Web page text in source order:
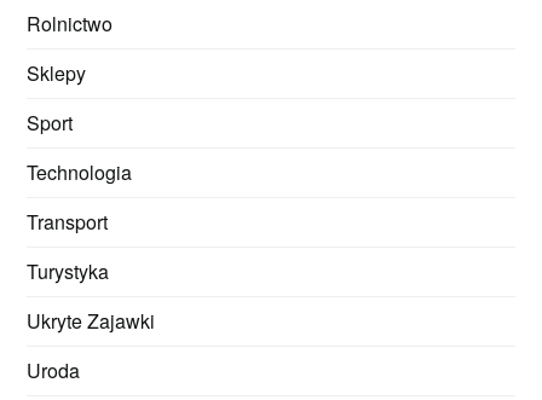
Rolnictwo
Sklepy
Sport
Technologia
Transport
Turystyka
Ukryte Zajawki
Uroda